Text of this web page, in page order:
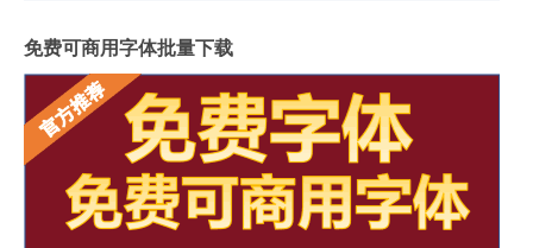
免费可商用字体批量下载